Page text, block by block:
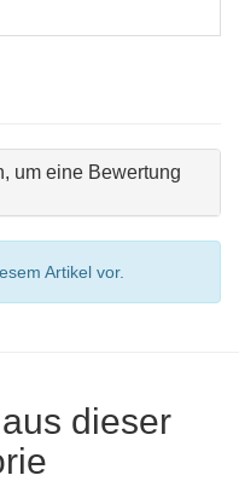
um eine Bewertung
Artikel vor.
dieser